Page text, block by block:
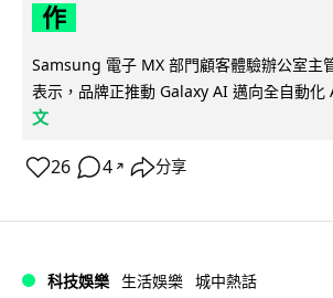
作
Samsung 電子 MX 部門顧客體驗辦公室主
表示，品牌正推動 Galaxy AI 邁向全自動化
文
26 4 ↗ 分享
科技娛樂 生活娛樂 城中熱話